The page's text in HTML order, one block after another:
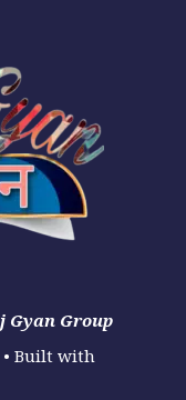
Gyan Group
Built with